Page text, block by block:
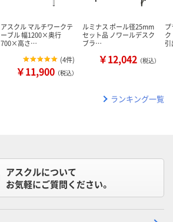
アスクル マルチワークテ
ーブル 幅1200×奥行
700×高さ…
(4件)
￥11,900 （税込）
ルミナス ポール径25mm
セット品 ノワールデスク
ブラ…
￥12,042 （税込）
ランキング一覧
アスクルについて
お気軽にご質問ください。